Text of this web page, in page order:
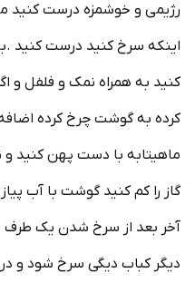
رژیمی و خوشمزه درست کنید
اینکه سرخ کنید درست کنید
کنید به همراه نمک و فلفل و
کرده به گوشت چرخ کرده
ماهیتابه با دست پهن کنید
گاز را کم کنید گوشت با آب
آخر بعد از سرخ شدن یک طرف
دیگر کباب دیگی سرخ شود و